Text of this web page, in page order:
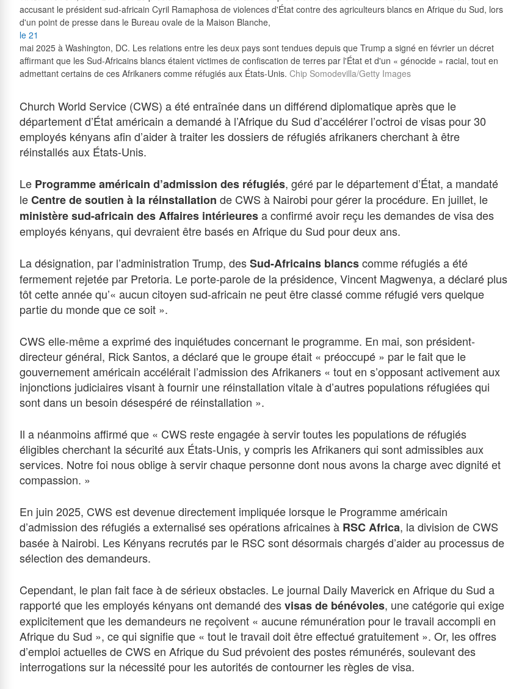
accusant le président sud-africain Cyril Ramaphosa de violences d'État contre des agriculteurs blancs en Afrique du Sud, lors
d'un point de presse dans le Bureau ovale de la Maison Blanche,
le 21
mai 2025 à Washington, DC. Les relations entre les deux pays sont tendues depuis que Trump a signé en février un décret
affirmant que les Sud-Africains blancs étaient victimes de confiscation de terres par l'État et d'un « génocide » racial, tout en
admettant certains de ces Afrikaners comme réfugiés aux États-Unis. Chip Somodevilla/Getty Images
Church World Service (CWS) a été entraînée dans un différend diplomatique après que le
département d’État américain a demandé à l’Afrique du Sud d’accélérer l’octroi de visas pour 30
employés kényans afin d’aider à traiter les dossiers de réfugiés afrikaners cherchant à être
réinstallés aux États-Unis.
Le Programme américain d’admission des réfugiés, géré par le département d’État, a mandaté
leCentre de soutien à la réinstallation de CWS à Nairobi pour gérer la procédure. En juillet, le
ministère sud-africain des Affaires intérieuresa confirmé avoir reçu les demandes de visa des
employés kényans, qui devraient être basés en Afrique du Sud pour deux ans.
La désignation, par l’administration Trump, desSud-Africains blancscomme réfugiés a été
fermement rejetée par Pretoria. Le porte-parole de la présidence, Vincent Magwenya, a déclaré plus
tôt cette année qu’« aucun citoyen sud-africain ne peut être classé comme réfugié vers quelque
partie du monde que ce soit ».
CWS elle-même a exprimé des inquiétudes concernant le programme. En mai, son président-
directeur général, Rick Santos, a déclaré que le groupe était « préoccupé » par le fait que le
gouvernement américain accélérait l’admission des Afrikaners « tout en s’opposant activement aux
injonctions judiciaires visant à fournir une réinstallation vitale à d’autres populations réfugiées qui
sont dans un besoin désespéré de réinstallation ».
Il a néanmoins affirmé que « CWS reste engagée à servir toutes les populations de réfugiés
éligibles cherchant la sécurité aux États-Unis, y compris les Afrikaners qui sont admissibles aux
services. Notre foi nous oblige à servir chaque personne dont nous avons la charge avec dignité et
compassion. »
En juin 2025, CWS est devenue directement impliquée lorsque le Programme américain
d’admission des réfugiés a externalisé ses opérations africaines à RSC Africa, la division de CWS
basée à Nairobi. Les Kényans recrutés par le RSC sont désormais chargés d’aider au processus de
sélection des demandeurs.
Cependant, le plan fait face à de sérieux obstacles. Le journal Daily Maverick en Afrique du Sud a
rapporté que les employés kényans ont demandé desvisas de bénévoles, une catégorie qui exige
explicitement que les demandeurs ne reçoivent « aucune rémunération pour le travail accompli en
Afrique du Sud », ce qui signifie que « tout le travail doit être effectué gratuitement ». Or, les offres
d’emploi actuelles de CWS en Afrique du Sud prévoient des postes rémunérés, soulevant des
interrogations sur la nécessité pour les autorités de contourner les règles de visa.